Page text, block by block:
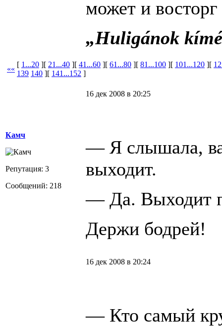
может и восторг
„Huligánok
««
[ 1...20 ][ 21...40 ][ 41...60 ][ 61...80 ][ 81...100 ][ 101...120 ][
139 140 ][ 141...152 ]
Камч
Репутация: 3
Сообщений: 218
16 дек 2008 в 20:25
— Я слышала,
выходит.
— Да. Выходит
Держи бодрей!
16 дек 2008 в 20:24
— Кто самый